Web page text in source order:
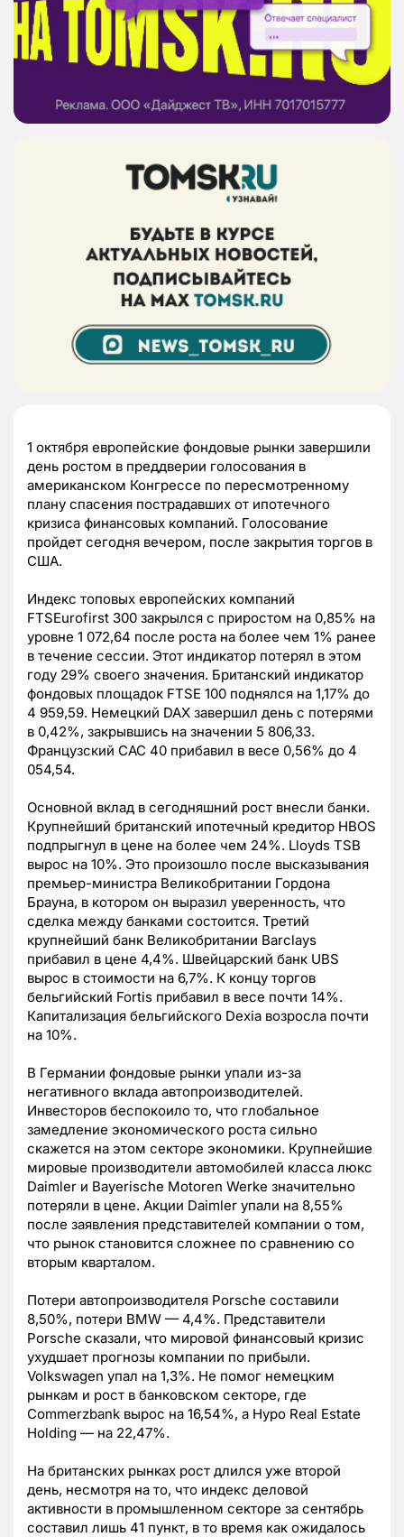
1 октября европейские фондовые рынки завершили
день ростом в преддверии голосования в
американском Конгрессе по пересмотренному
плану спасения пострадавших от ипотечного
кризиса финансовых компаний. Голосование
пройдет сегодня вечером, после закрытия торгов в
США.
Индекс топовых европейских компаний
FTSEurofirst 300 закрылся с приростом на 0,85% на
уровне 1 072,64 после роста на более чем 1% ранее
в течение сессии. Этот индикатор потерял в этом
году 29% своего значения. Британский индикатор
фондовых площадок FTSE 100 поднялся на 1,17% до
4 959,59. Немецкий DAX завершил день с потерями
в 0,42%, закрывшись на значении 5 806,33.
Французский CAC 40 прибавил в весе 0,56% до 4
054,54.
Основной вклад в сегодняшний рост внесли банки.
Крупнейший британский ипотечный кредитор HBOS
подпрыгнул в цене на более чем 24%. Lloyds TSB
вырос на 10%. Это произошло после высказывания
премьер-министра Великобритании Гордона
Брауна, в котором он выразил уверенность, что
сделка между банками состоится. Третий
крупнейший банк Великобритании Barclays
прибавил в цене 4,4%. Швейцарский банк UBS
вырос в стоимости на 6,7%. К концу торгов
бельгийский Fortis прибавил в весе почти 14%.
Капитализация бельгийского Dexia возросла почти
на 10%.
В Германии фондовые рынки упали из-за
негативного вклада автопроизводителей.
Инвесторов беспокоило то, что глобальное
замедление экономического роста сильно
скажется на этом секторе экономики. Крупнейшие
мировые производители автомобилей класса люкс
Daimler и Bayerische Motoren Werke значительно
потеряли в цене. Акции Daimler упали на 8,55%
после заявления представителей компании о том,
что рынок становится сложнее по сравнению со
вторым кварталом.
Потери автопроизводителя Porsche составили
8,50%, потери BMW — 4,4%. Представители
Porsche сказали, что мировой финансовый кризис
ухудшает прогнозы компании по прибыли.
Volkswagen упал на 1,3%. Не помог немецким
рынкам и рост в банковском секторе, где
Commerzbank вырос на 16,54%, а Hypo Real Estate
Holding — на 22,47%.
На британских рынках рост длился уже второй
день, несмотря на то, что индекс деловой
активности в промышленном секторе за сентябрь
составил лишь 41 пункт, в то время как ожидалось